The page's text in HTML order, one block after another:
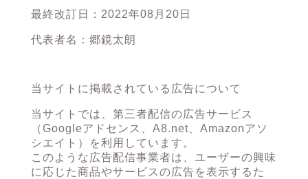
最終改訂日：2022年08月20日
代表者名：郷鏡太朗
当サイトに掲載されている広告について
当サイトでは、第三者配信の広告サービス
（Googleアドセンス、A8.net、Amazonアソ
シエイト）を利用しています。
このような広告配信事業者は、ユーザーの興味
に応じた商品やサービスの広告を表示するた